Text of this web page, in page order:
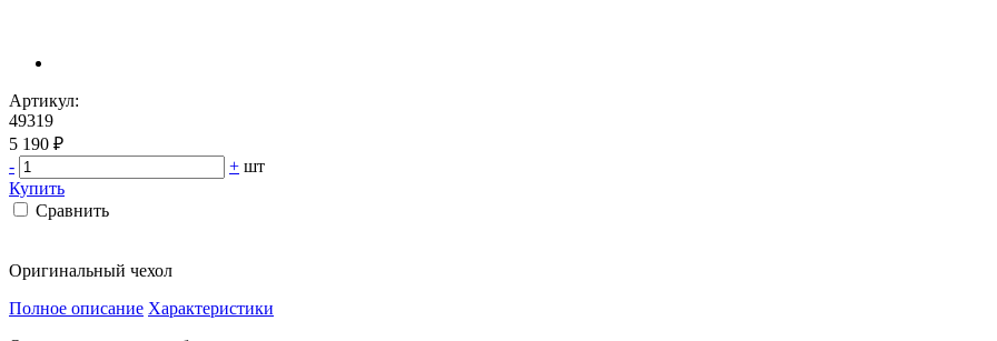
Артикул:
49319
5 190 ₽
-
+ шт
Купить
Сравнить
Оригинальный чехол
Полное описание Характеристики